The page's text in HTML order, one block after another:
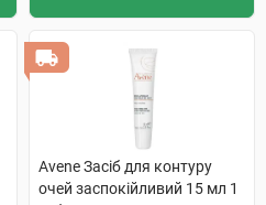
Avene Засіб для контуру
очей заспокійливий 15 мл 1